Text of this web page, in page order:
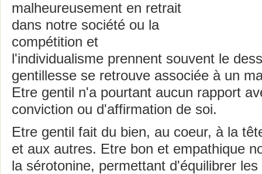
malheureusement en retrait
dans notre société ou la
compétition et
l'individualisme prennent souvent le
gentillesse se retrouve associée à un
Etre gentil n'a pourtant aucun rapport
conviction ou d'affirmation de soi.
Etre gentil fait du bien, au coeur, à la
et aux autres. Etre bon et empathique
la sérotonine, permettant d'équilibrer